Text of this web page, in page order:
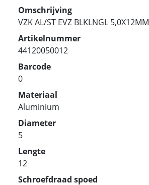
Omschrijving
VZK AL/ST EVZ BLKLNGL 5,0X12MM
Artikelnummer
44120050012
Barcode
0
Materiaal
Aluminium
Diameter
5
Lengte
12
Schroefdraad spoed